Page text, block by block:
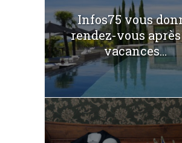
Infos75 vous
rendez-vous
vacances...